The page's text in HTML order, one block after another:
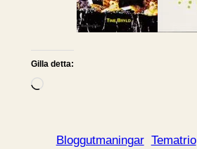
Gilla detta:
L
Bloggutmaningar Tematrio